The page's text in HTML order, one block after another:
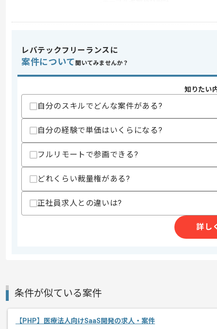
業界
医療･福祉
業務内容
追加開発 , 自社製品開
担当領域/システ 基幹業務システム
特徴
スキル
求めるスキル
・REST APIの開発経験(3年以上)
・Linux環境におけるの開発経験(1年以
・Nuxt及びVue.jsを用いた開発経験(1年
・JavaScriptを用いた開発経験(2年以上)
・UMLまたはシーケンス図等を用いた設
・チームリードまたはサブリード経験
・マイクロサービスの経験
レバテックフリーランスに
案件について 聞いてみませんか？
知りたい
自分のスキルでどんな案件がある?
自分の経験で単価はいくらになる?
フルリモートで参画できる?
どれくらい裁量権がある?
正社員求人との違いは?
詳し
条件が似ている案件
【PHP】医療法人向けSaaS開発の求人・案件